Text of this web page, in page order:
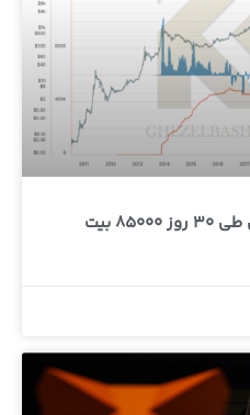
ذخایر بیت کوین کوین بیس طی 30 روز 85000 بیت